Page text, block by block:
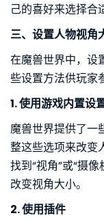
己的喜好来选择合
三、设置人物视角
在魔兽世界中，设
些设置方法供玩家
1. 使用游戏内置设
魔兽世界提供了一
整这些选项来改变
找到“视角”或“摄
改变视角大小。
2. 使用插件